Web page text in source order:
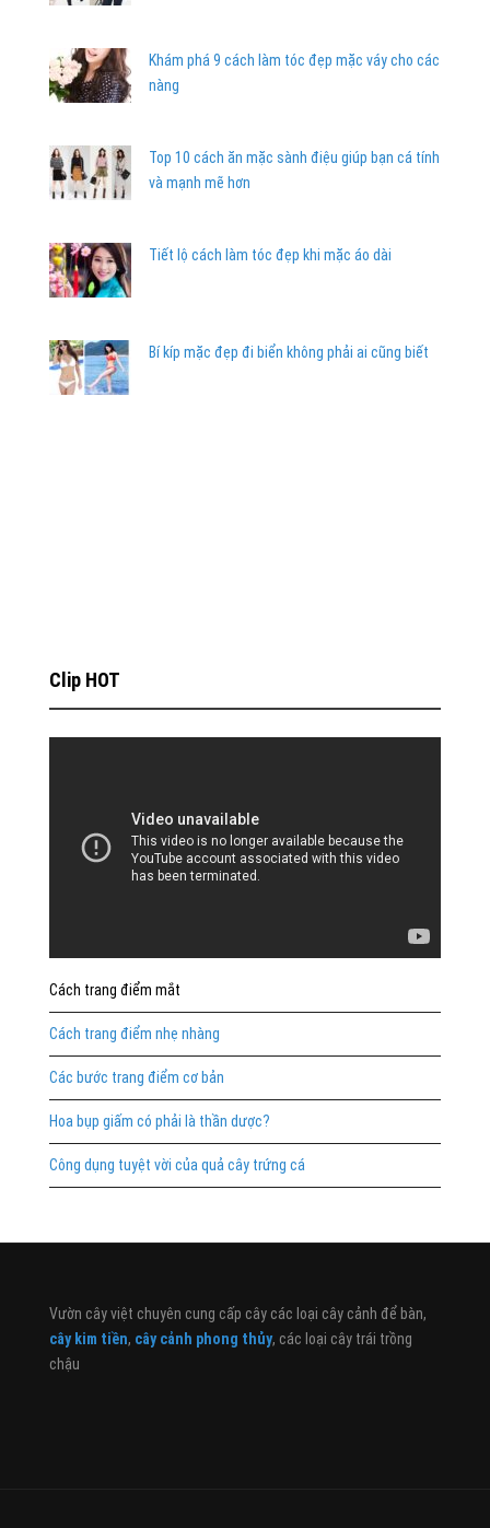
Khám phá 9 cách làm tóc đẹp mặc váy cho các
nàng
Top 10 cách ăn mặc sành điệu giúp bạn cá tính
và mạnh mẽ hơn
Tiết lộ cách làm tóc đẹp khi mặc áo dài
Bí kíp mặc đẹp đi biển không phải ai cũng biết
Clip HOT
Cách trang điểm mắt
Cách trang điểm nhẹ nhàng
Các bước trang điểm cơ bản
Hoa bụp giấm có phải là thần dược?
Công dụng tuyệt vời của quả cây trứng cá
Vườn cây việt chuyên cung cấp cây các loại cây cảnh để bàn,
cây kim tiền, cây cảnh phong thủy, các loại cây trái trồng
chậu